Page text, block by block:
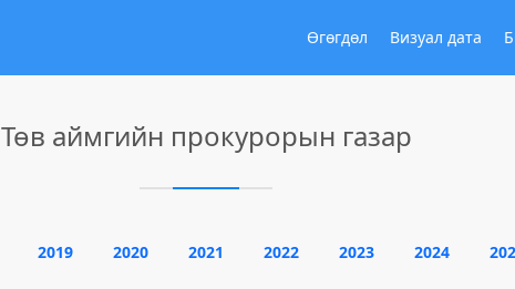
Өгөгдөл Визуал дата
Төв аймгийн прокурорын газар
2019 2020 2021 2022 2023 2024